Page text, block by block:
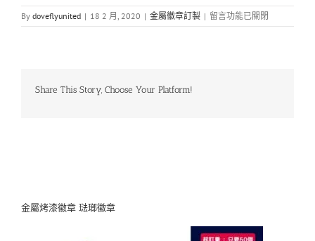
By doveflyunited | 18 2 月, 2020 | 金屬徽章訂製 | 留言功能已關閉
Share This Story, Choose Your Platform!
金屬烤漆徽章 琺瑯徽章